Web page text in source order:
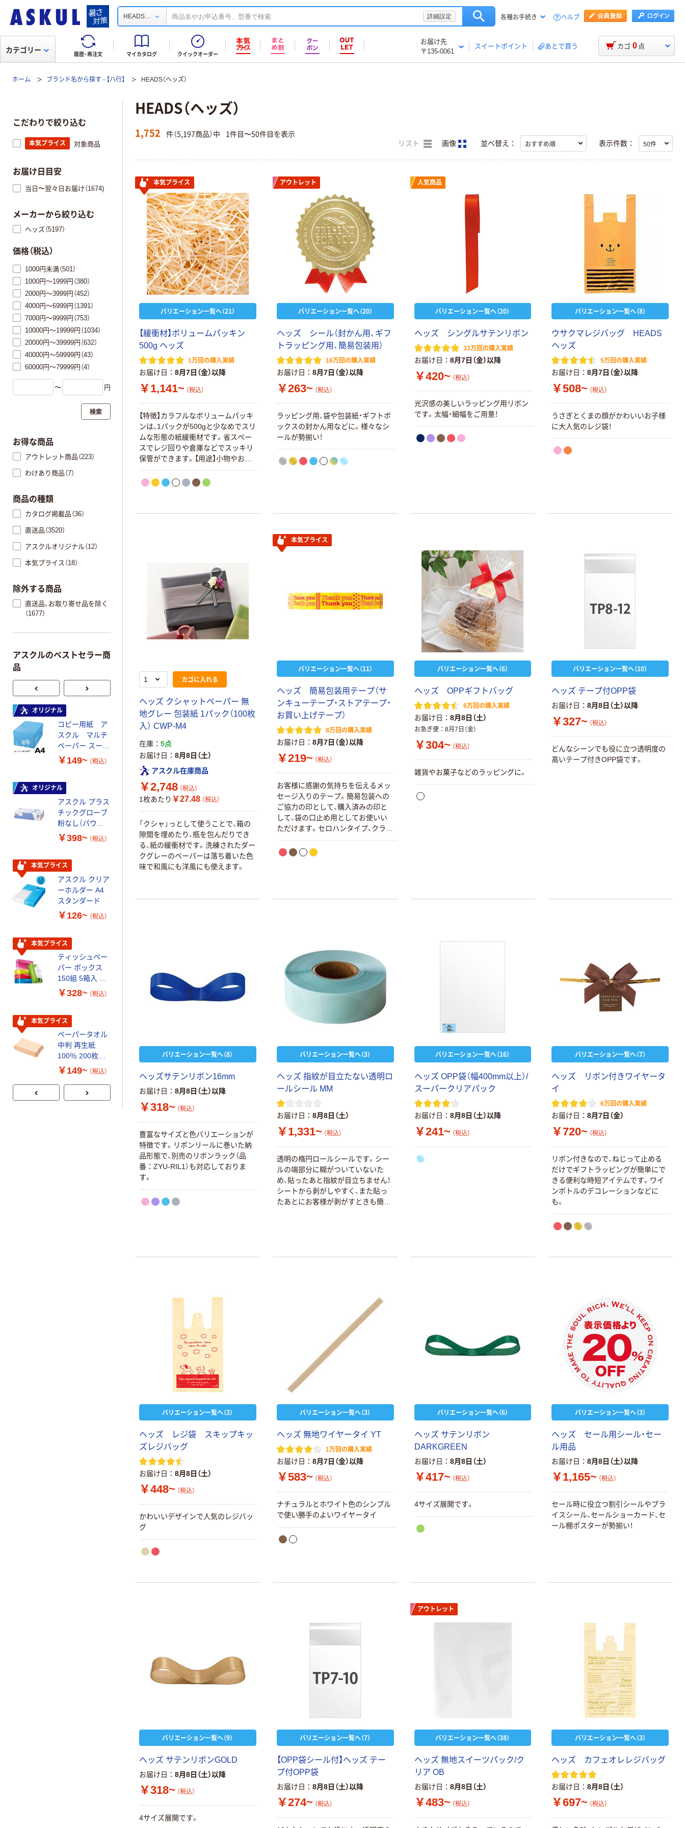
HEADS... 詳細設定 各種お手続き ヘルプ
履歴・再注文 マイカタログ クイックオーダー
お届け先
〒135-0061
スイートポイント あとで買う
カテゴリー カゴ 0 点
ホーム ブランド名から探す - 【ハ行】 HEADS（ヘッズ）
HEADS（ヘッズ）
1,752 件（5,197商品）中 1件目〜50件目を表示
リスト 画像 並べ替え： 表示件数：
本気プライス
バリエーション一覧へ（21）
【緩衝材】ボリュームパッキン
500g ヘッズ
1万回の購入実績
お届け日 8月7日（金）以降
￥1,141~ （税込）
【特徴】カラフルなボリュームパッキ
ンは、1パックが500gと少なめでスリ
ムな形態の紙緩衝材です。省スペー
スでレジ回りや倉庫などでスッキリ
保管ができます。【用途】小物やお菓
子の梱包・緩衝や装飾に。【内容量】約
500g【外寸法】縦150×横200×高さ
アウトレット
バリエーション一覧へ（20）
ヘッズ シール（封かん用、ギフ
トラッピング用、簡易包装用）
16万回の購入実績
お届け日 8月7日（金）以降
￥263~ （税込）
ラッピング用、袋や包装紙・ギフトボ
ックスの封かん用などに。様々なシ
ールが勢揃い！
人気商品
バリエーション一覧へ（20）
ヘッズ シングルサテンリボン
33万回の購入実績
お届け日 8月7日（金）以降
￥420~ （税込）
光沢感の美しいラッピング用リボン
です。太幅・細幅をご用意！
バリエーション一覧へ（8）
ウサクマレジバッグ HEADS
ヘッズ
5万回の購入実績
お届け日 8月7日（金）以降
￥508~ （税込）
うさぎとくまの顔がかわいいお子様
に大人気のレジ袋！
カゴに入れる
ヘッズ クシャットペーパー 無
地グレー 包装紙 1パック（100枚
入） CWP-M4
在庫
5点
お届け日
8月8日（土）
アスクル在庫商品
￥2,748 （税込）
1枚あたり ￥27.48 （税込）
「クシャ」っとして使うことで、箱の
隙間を埋めたり、瓶を包んだりでき
る、紙の緩衝材です。洗練されたダー
クグレーのペーパーは落ち着いた色
味で和風にも洋風にも使えます。
本気プライス
バリエーション一覧へ（11）
ヘッズ 簡易包装用テープ（サ
ンキューテープ・ストアテープ・
お買い上げテープ）
8万回の購入実績
お届け日 8月7日（金）以降
￥219~ （税込）
お客様に感謝の気持ちを伝えるメッ
セージ入りのテープ。簡易包装への
ご協力の印として、購入済みの印と
して、袋の口止め用としてお使いい
ただけます。セロハンタイプ、クラフ
トタイプも手で簡単に切れて使いや
すい！
バリエーション一覧へ（6）
ヘッズ OPPギフトバッグ
6万回の購入実績
お届け日 8月8日（土）
お急ぎ便 8月7日（金）
￥304~ （税込）
雑貨やお菓子などのラッピングに。
バリエーション一覧へ（10）
ヘッズ テープ付OPP袋
お届け日 8月8日（土）以降
￥327~ （税込）
どんなシーンでも役に立つ透明度の
高いテープ付きOPP袋です。
バリエーション一覧へ（8）
ヘッズサテンリボン16mm
お届け日 8月8日（土）以降
￥318~ （税込）
豊富なサイズと色バリエーションが
特徴です。リボンリールに巻いた納
品形態で、別売のリボンラック（品
番：ZYU-RIL1）も対応しておりま
す。
バリエーション一覧へ（3）
ヘッズ 指紋が目立たない透明ロ
ールシール MM
お届け日 8月8日（土）
￥1,331~ （税込）
透明の楕円ロールシールです。シー
ルの端部分に糊がついていないた
め、貼ったあと指紋が目立ちません！
シートから剥がしやすく、また貼っ
たあとにお客様が剥がすときも簡単
バリエーション一覧へ（16）
ヘッズ OPP袋（幅400mm以上）/
スーパークリアパック
お届け日 8月8日（土）以降
￥241~ （税込）
バリエーション一覧へ（7）
ヘッズ リボン付きワイヤータ
イ
6万回の購入実績
お届け日 8月7日（金）
￥720~ （税込）
リボン付きなので、ねじって止める
だけでギフトラッピングが簡単にで
きる便利な時短アイテムです。ワイ
ンボトルのデコレーションなどに
も。
バリエーション一覧へ（3）
ヘッズ レジ袋 スキップキッ
ズレジバッグ
お届け日 8月8日（土）
￥448~ （税込）
かわいいデザインで人気のレジバッ
グ
バリエーション一覧へ（3）
ヘッズ 無地ワイヤータイ YT
1万回の購入実績
お届け日 8月7日（金）以降
￥583~ （税込）
ナチュラルとホワイト色のシンプル
で使い勝手のよいワイヤータイ
バリエーション一覧へ（6）
ヘッズ サテンリボン
DARKGREEN
お届け日 8月8日（土）
￥417~ （税込）
4サイズ展開です。
バリエーション一覧へ（3）
ヘッズ セール用シール・セー
ル用品
お届け日 8月8日（土）以降
￥1,165~ （税込）
セール時に役立つ割引シールやプラ
イスシール、セールショーカード、セ
ール棚ポスターが勢揃い！
バリエーション一覧へ（9）
ヘッズ サテンリボンGOLD
お届け日 8月8日（土）以降
￥318~ （税込）
4サイズ展開です。
バリエーション一覧へ（7）
【OPP袋シール付】ヘッズ テー
プ付OPP袋
お届け日 8月8日（土）以降
￥274~ （税込）
アウトレット
バリエーション一覧へ（38）
ヘッズ 無地スイーツパック/ク
リア OB
お届け日 8月8日（土）
￥483~ （税込）
バリエーション一覧へ（3）
ヘッズ カフェオレレジバッグ
お届け日 8月8日（土）
￥697~ （税込）
こだわりで絞り込む
本気プライス 対象商品
お届け日目安
当日〜翌々日お届け（1674)
メーカーから絞り込む
ヘッズ（5197）
価格（税込）
1000円未満（501）
1000円～1999円（380）
2000円～3999円（452）
4000円～6999円（1391）
7000円～9999円（753）
10000円～19999円（1034）
20000円～39999円（632）
40000円～59999円（43）
60000円～79999円（4）
〜 円
検索
お得な商品
アウトレット商品（223）
わけあり商品（7）
商品の種類
カタログ掲載品（36）
直送品（3520）
アスクルオリジナル（12）
本気プライス（18）
除外する商品
直送品、お取り寄せ品を除く
（1677）
アスクルのベストセラー商
品
オリジナル
コピー用紙 ア
スクル マルチ
ペーパー スーパ
ーホワイト+
￥149~ （税込）
オリジナル
アスクル プラス
チックグローブ
粉なし（パウダ
ーフリー）
￥398~ （税込）
本気プライス
アスクル クリア
ーホルダー A4
スタンダード
￥126~ （税込）
本気プライス
ティッシュペー
パー ボックス
150組 5箱入 ア
スクル スマート
証
￥328~ （税込）
本気プライス
ペーパータオル
中判 再生紙
100％ 200枚
FSC認証 シング
企画 オリジナル
￥149~ （税込）
オリジナル
コピー用紙 マ
スーパーエコノ
ミー+
￥149~ （税込）
本気プライス
トイレットペー
パー ダブル60
ｍ 再生紙
100% 6ロール
リサイクル100
芯あり FSC認
証
￥460~ （税込）
本気プライス
いマスク
120ｍ 再生紙
100% 6ロール
リサイクル100
￥470~ （税込）
スチックグロー
ブ 薄手 粉な
リー）
￥298~ （税込）
本気プライス
蛍光オプテック
ス1(アスクル限
定モデル) 蛍光
ペン ゼブラ
￥52~ （税込）
本気プライス
嬬恋銘水 ナチュ
ラルミネラルウ
ォーター 500ml
キャップシール
レス 10本
￥1,037~
（税込）
G バルクタイプ
サントリー 天然
水 ミネラルウォ
ーター ペットボ
ト ホワイト紙コ
ップ
￥374~ （税込）
【アスクル限定】
ファーストレイ
ト ニトリルグ
ト 粉なし（パ
ウダーフリー）
￥698~ （税込）
本気プライス
ペーパータオル
￥143~
モカ 200組 5個
オリジナル
ディスポパンツ
￥96~ （税込）
本気プライス
レクリーナー
トイレシート
￥330~ （税込）
オリジナル
スクル マルチ
ペーパー スーパ
ーホワイト+
￥149~ （税込）
スタンダード
パー ボックス
150組 5箱入 ア
スクル スマート
コンパクト ビ
ビッド PEFC認
￥328~
中判 再生紙
100％ 200枚
ル 大王製紙共同
￥149~ （税込）